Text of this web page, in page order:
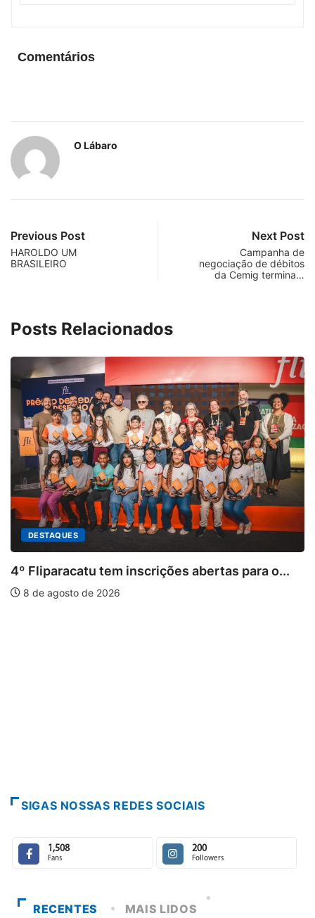
Comentários
O Lábaro
Previous Post
HAROLDO UM
BRASILEIRO
Next Post
Campanha de
negociação de débitos
da Cemig termina…
Posts Relacionados
para o...
SIGAS NOSSAS REDES SOCIAIS
1,508
Fans
200
Followers
RECENTES MAIS LIDOS